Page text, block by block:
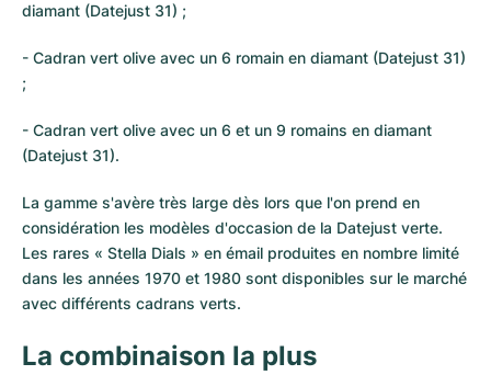
diamant (Datejust 31) ;
- Cadran vert olive avec un 6 romain en diamant (Datejust 31)
;
- Cadran vert olive avec un 6 et un 9 romains en diamant
(Datejust 31).
La gamme s'avère très large dès lors que l'on prend en
considération les modèles d'occasion de la Datejust verte.
Les rares « Stella Dials » en émail produites en nombre limité
dans les années 1970 et 1980 sont disponibles sur le marché
avec différents cadrans verts.
La combinaison la plus